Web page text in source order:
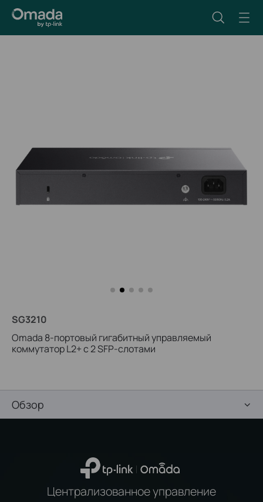
SG3210
Omada 8‑портовый гигабитный управляемый
коммутатор L2+ с 2 SFP‑слотами
Обзор
Централизованное управление